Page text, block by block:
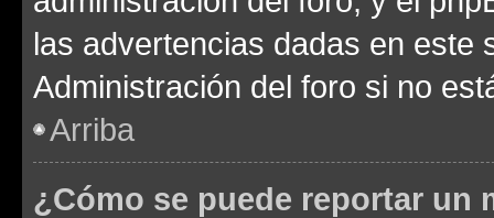
las advertencias dadas en este
Administración del foro si no
Arriba
¿Cómo se puede reportar un